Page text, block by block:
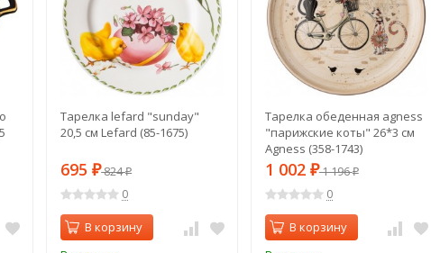
Тарелка lefard "sunday"
20,5 cм Lefard (85-1675)
695₽824₽
0
В корзину
Тарелка обеденная agness
"парижские коты" 26*3 см
Agness (358-1743)
1 002 ₽1 196₽
0
В корзину